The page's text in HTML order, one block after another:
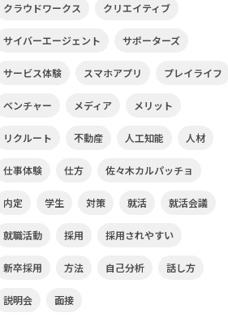
クラウドワークス クリエイティブ
サイバーエージェント サポーターズ
サービス体験 スマホアプリ プレイライフ
ベンチャー メディア メリット
リクルート 不動産 人工知能 人材
仕事体験 仕方 佐々木カルパッチョ
内定 学生 対策 就活 就活会議
就職活動 採用 採用されやすい
新卒採用 方法 自己分析 話し方
説明会 面接